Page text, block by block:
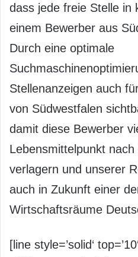
dass jede freie Stelle in
einem Bewerber aus
Durch eine optimale
Stellenanzeigen auch
von Südwestfalen
damit diese Bewerber
Lebensmittelpunkt nach
verlagern und unserer
auch in Zukunft einer
Wirtschaftsräume
[line style=’solid‘